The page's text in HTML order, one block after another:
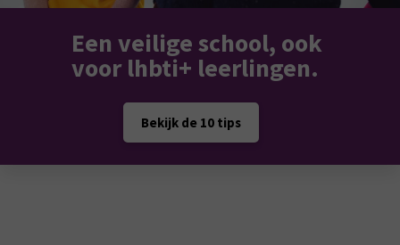
Een veilige school, ook
voor lhbti+ leerlingen.
Bekijk de 10 tips